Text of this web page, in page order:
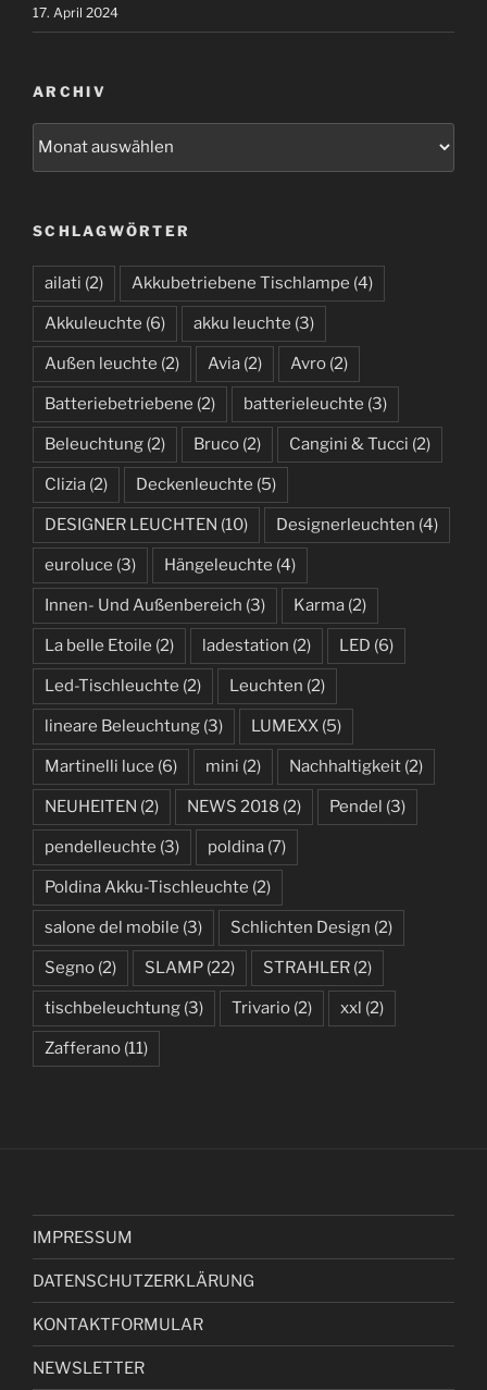
17. April 2024
ARCHIV
i
v
SCHLAGWÖRTER
ailati (2) Akkubetriebene Tischlampe (4)
Akkuleuchte (6) akku leuchte (3)
Außen leuchte (2) Avia (2) Avro (2)
Batteriebetriebene (2) batterieleuchte (3)
Beleuchtung (2) Bruco (2) Cangini & Tucci (2)
Clizia (2) Deckenleuchte (5)
DESIGNER LEUCHTEN (10) Designerleuchten (4)
euroluce (3) Hängeleuchte (4)
Innen- Und Außenbereich (3) Karma (2)
La belle Etoile (2) ladestation (2) LED (6)
Led-Tischleuchte (2) Leuchten (2)
lineare Beleuchtung (3) LUMEXX (5)
Martinelli luce (6) mini (2) Nachhaltigkeit (2)
NEUHEITEN (2) NEWS 2018 (2) Pendel (3)
pendelleuchte (3) poldina (7)
Poldina Akku-Tischleuchte (2)
salone del mobile (3) Schlichten Design (2)
Segno (2) SLAMP (22) STRAHLER (2)
tischbeleuchtung (3) Trivario (2) xxl (2)
Zafferano (11)
IMPRESSUM
DATENSCHUTZERKLÄRUNG
KONTAKTFORMULAR
NEWSLETTER